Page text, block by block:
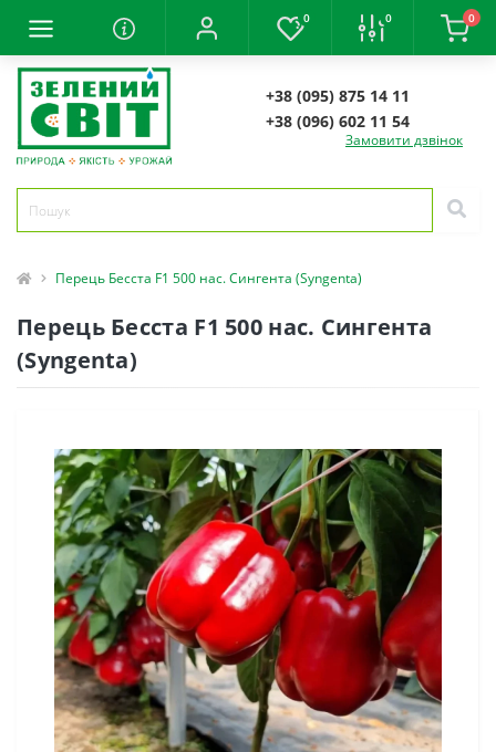
0 0 0
+38 (095) 875 14 11
+38 (096) 602 11 54
Замовити дзвінок
Перець Бесста F1 500 нас. Сингента (Syngenta)
Перець Бесста F1 500 нас. Сингента
(Syngenta)